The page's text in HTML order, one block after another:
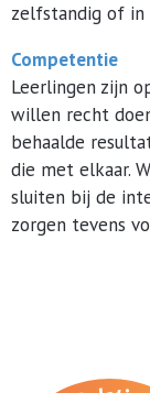
zelfstandig of in
Competentie
Leerlingen zijn
willen recht
behaalde
die met elkaar.
sluiten bij de
zorgen tevens